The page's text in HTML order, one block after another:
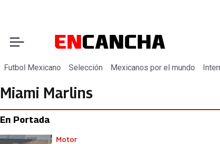
Futbol Mexicano Selección Mexicanos por el mundo
Miami Marlins
En Portada
Motor